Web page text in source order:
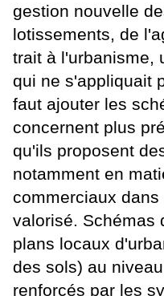
gestion nouvelle
lotissements, de
trait à l'urbanisme,
qui ne s'appliquait
faut ajouter les
concernent plus
qu'ils proposent
notamment en
commerciaux
valorisé. Schémas
plans locaux
des sols) au
renforcés par les